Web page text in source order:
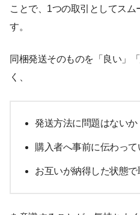
ことで、1つの取引としてスム
す。
同梱発送そのものを「良い」
く、
発送方法に問題はないか
購入者へ事前に伝わって
お互いが納得した状態